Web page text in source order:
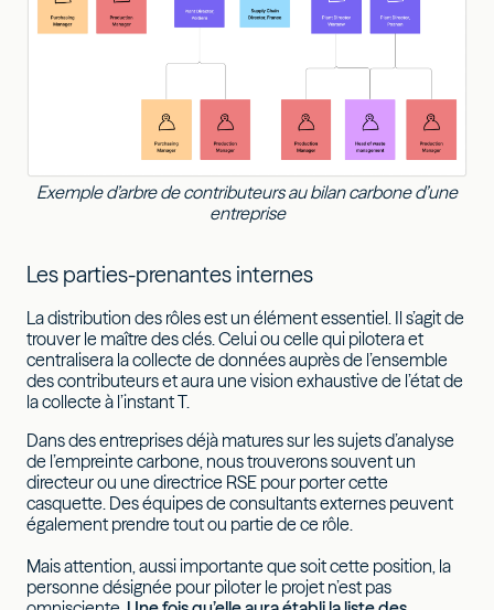
Exemple d’arbre de contributeurs au bilan carbone d’une
entreprise
Les parties-prenantes internes
La distribution des rôles est un élément essentiel. Il s’agit de
trouver le maître des clés. Celui ou celle qui pilotera et
centralisera la collecte de données auprès de l’ensemble
des contributeurs et aura une vision exhaustive de l’état de
la collecte à l’instant T.
Dans des entreprises déjà matures sur les sujets d’analyse
de l’empreinte carbone, nous trouverons souvent un
directeur ou une directrice RSE pour porter cette
casquette. Des équipes de consultants externes peuvent
également prendre tout ou partie de ce rôle.
Mais attention, aussi importante que soit cette position, la
personne désignée pour piloter le projet n’est pas